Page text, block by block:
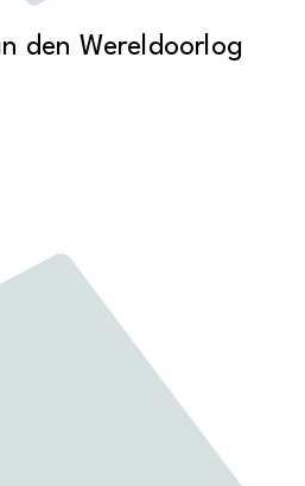
den Wereldoorlog